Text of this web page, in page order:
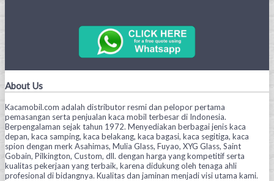
About Us
Kacamobil.com adalah distributor resmi dan pelopor pertama
pemasangan serta penjualan kaca mobil terbesar di Indonesia.
Berpengalaman sejak tahun 1972. Menyediakan berbagai jenis kaca
depan, kaca samping, kaca belakang, kaca bagasi, kaca segitiga, kaca
spion dengan merk Asahimas, Mulia Glass, Fuyao, XYG Glass, Saint
Gobain, Pilkington, Custom, dll. dengan harga yang kompetitif serta
kualitas pekerjaan yang terbaik, karena didukung oleh tenaga ahli
profesional di bidangnya. Kualitas dan jaminan menjadi visi utama kami.